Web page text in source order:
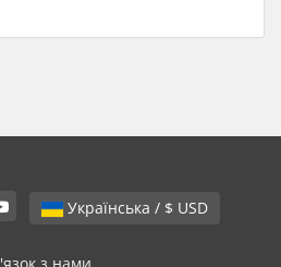
Українська / $ USD